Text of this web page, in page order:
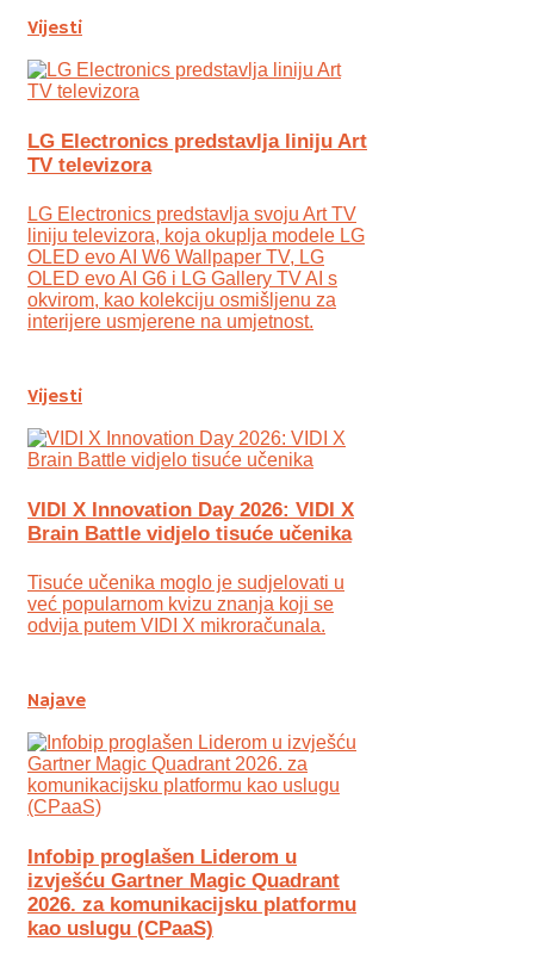
Vijesti
LG Electronics predstavlja liniju Art
TV televizora
LG Electronics predstavlja svoju Art TV
liniju televizora, koja okuplja modele LG
OLED evo AI W6 Wallpaper TV, LG
OLED evo AI G6 i LG Gallery TV AI s
okvirom, kao kolekciju osmišljenu za
interijere usmjerene na umjetnost.
Vijesti
VIDI X Innovation Day 2026: VIDI X
Brain Battle vidjelo tisuće učenika
Tisuće učenika moglo je sudjelovati u
već popularnom kvizu znanja koji se
odvija putem VIDI X mikroračunala.
Najave
Infobip proglašen Liderom u
izvješću Gartner Magic Quadrant
2026. za komunikacijsku platformu
kao uslugu (CPaaS)